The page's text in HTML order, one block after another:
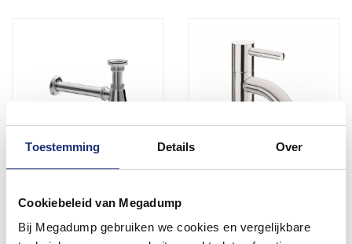
Toestemming Details Over
Cookiebeleid van Megadump
Bij Megadump gebruiken we cookies en vergelijkbare
Chroom
Voor 14:00 besteld,
Vóór 14:00 besteld,